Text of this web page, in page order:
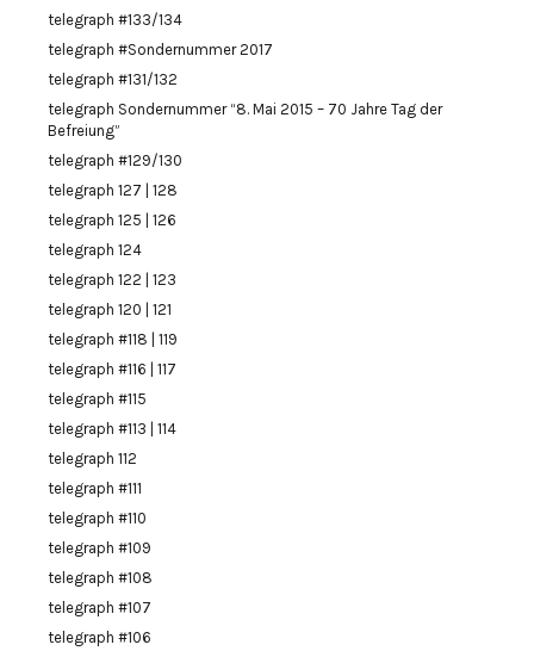
telegraph #133/134
telegraph #Sondernummer 2017
telegraph #131/132
telegraph Sondernummer “8. Mai 2015 – 70 Jahre Tag der
Befreiung”
telegraph #129/130
telegraph 127 | 128
telegraph 125 | 126
telegraph 124
telegraph 122 | 123
telegraph 120 | 121
telegraph #118 | 119
telegraph #116 | 117
telegraph #115
telegraph #113 | 114
telegraph 112
telegraph #111
telegraph #110
telegraph #109
telegraph #108
telegraph #107
telegraph #106